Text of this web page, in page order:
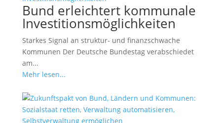
Bund erleichtert kommunale
Investitionsmöglichkeiten
Starkes Signal an struktur- und finanzschwache
Kommunen Der Deutsche Bundestag verabschiedet
am...
Mehr lesen...